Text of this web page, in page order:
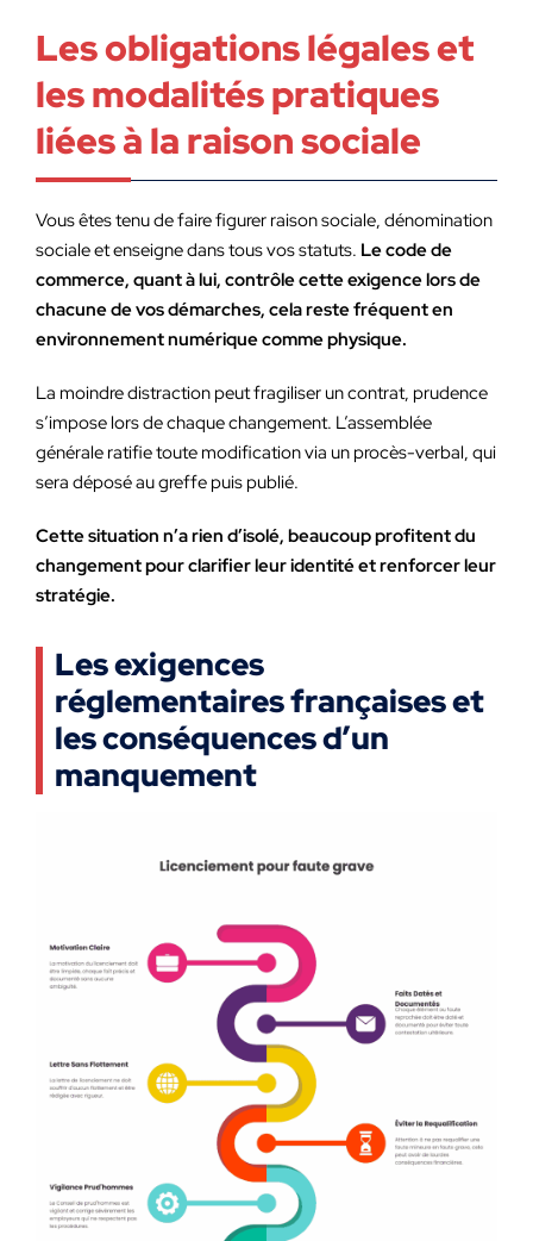
Les obligations légales et
les modalités pratiques
liées à la raison sociale
Vous êtes tenu de faire figurer raison sociale, dénomination
sociale et enseigne dans tous vos statuts. Le code de
commerce, quant à lui, contrôle cette exigence lors de
chacune de vos démarches, cela reste fréquent en
environnement numérique comme physique.
La moindre distraction peut fragiliser un contrat, prudence
s’impose lors de chaque changement. L’assemblée
générale ratifie toute modification via un procès-verbal, qui
sera déposé au greffe puis publié.
Cette situation n’a rien d’isolé, beaucoup profitent du
changement pour clarifier leur identité et renforcer leur
stratégie.
Les exigences
réglementaires françaises et
les conséquences d’un
manquement